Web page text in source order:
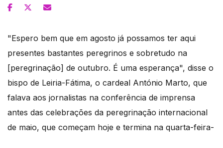
"Espero bem que em agosto já possamos ter aqui
presentes bastantes peregrinos e sobretudo na
[peregrinação] de outubro. É uma esperança", disse o
bispo de Leiria-Fátima, o cardeal António Marto, que
falava aos jornalistas na conferência de imprensa
antes das celebrações da peregrinação internacional
de maio, que começam hoje e termina na quarta-feira-